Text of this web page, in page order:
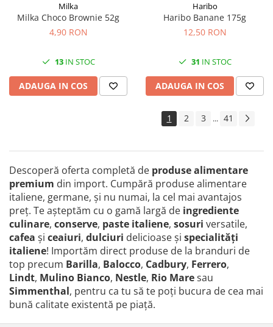
Milka
Milka Choco Brownie 52g
4,90 RON
13IN STOC
ADAUGA IN COS
Haribo
Haribo Banane 175g
12,50 RON
31 IN STOC
ADAUGA IN COS
1 2 3 ... 41
Descoperă oferta completă de produse alimentare
premium din import. Cumpără produse alimentare
italiene, germane, și nu numai, la cel mai avantajos
preţ. Te așteptăm cu o gamă largă de ingrediente
culinare, conserve, paste italiene, sosuri versatile,
cafea și ceaiuri, dulciuri delicioase și specialităţi
italiene! Importăm direct produse de la branduri de
top precum Barilla, Balocco, Cadbury, Ferrero,
Lindt, Mulino Bianco, Nestle, Rio Maresau
Simmenthal, pentru ca tu să te poţi bucura de cea mai
bună calitate existentă pe piaţă.